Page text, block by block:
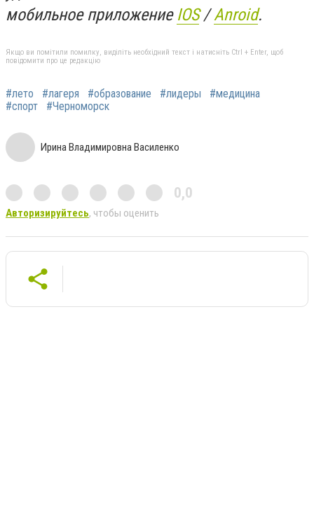
мобильное приложение IOS/Anroid.
Якщо ви помітили помилку, виділіть необхідний текст і натисніть Ctrl + Enter, щоб
повідомити про це редакцію
#лето #лагеря #образование #лидеры
#медицина
#спорт
#Черноморск
Ирина Владимировна Василенко
0,0
Авторизируйтесь, чтобы оценить